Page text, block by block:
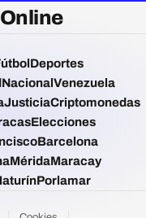
Deportes
Nacional Venezuela
JusticiaCriptomonedas
Elecciones
Barcelona
MéridaMaracay
Porlamar